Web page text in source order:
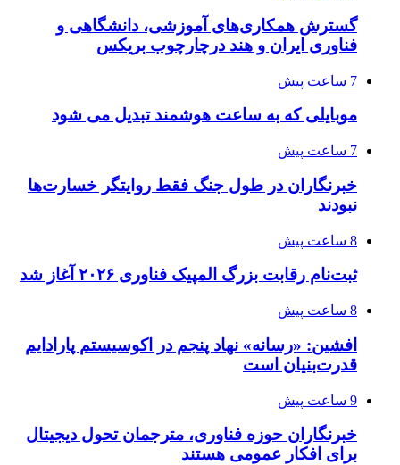
گسترش همکاری‌های آموزشی، دانشگاهی و
فناوری ایران و هند درچارچوب بریکس
7 ساعت پیش
موبایلی که به ساعت هوشمند تبدیل می شود
7 ساعت پیش
خبرنگاران در طول جنگ فقط روایتگر خسارت‌ها
نبودند
8 ساعت پیش
ثبت‌نام رقابت بزرگ المپیک فناوری ۲۰۲۶ آغاز شد
8 ساعت پیش
افشین: «رسانه» نهاد پنجم در اکوسیستم پارادایم
قدرت‌بنیان است
9 ساعت پیش
خبرنگاران حوزه فناوری، مترجمان تحول دیجیتال
برای افکار عمومی هستند